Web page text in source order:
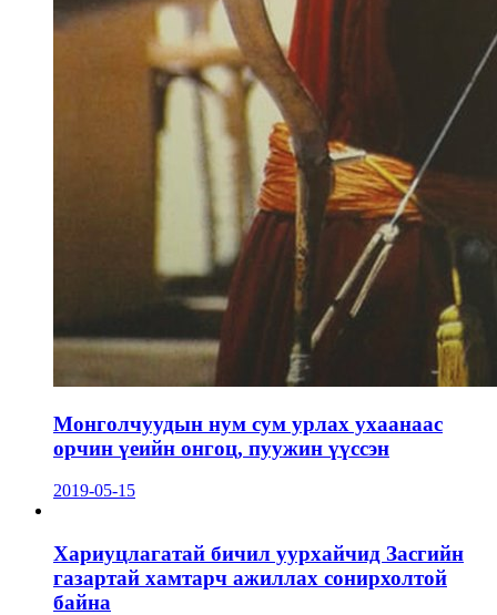
Монголчуудын нум сум урлах ухаанаас
орчин үеийн онгоц, пуужин үүссэн
2019-05-15
Хариуцлагатай бичил уурхайчид Засгийн
газартай хамтарч ажиллах сонирхолтой
байна